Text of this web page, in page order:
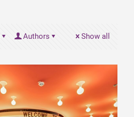
Authors Show all